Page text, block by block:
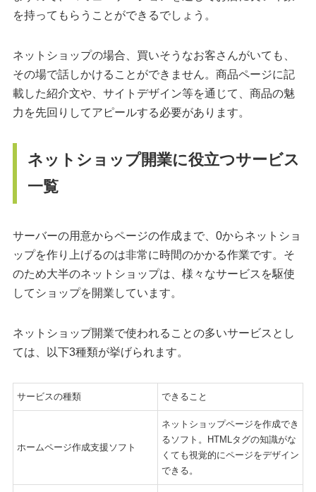
を持ってもらうことができるでしょう。
ネットショップの場合、買いそうなお客さんがいても、
その場で話しかけることができません。商品ページに記
載した紹介文や、サイトデザイン等を通じて、商品の魅
力を先回りしてアピールする必要があります。
ネットショップ開業に役立つサービス
一覧
サーバーの用意からページの作成まで、0からネットショ
ップを作り上げるのは非常に時間のかかる作業です。そ
のため大半のネットショップは、様々なサービスを駆使
してショップを開業しています。
ネットショップ開業で使われることの多いサービスとし
ては、以下3種類が挙げられます。
サービスの種類 できること
ホームページ作成支援ソフト
ネットショップページを作成でき
るソフト。HTMLタグの知識がな
くても視覚的にページをデザイン
できる。